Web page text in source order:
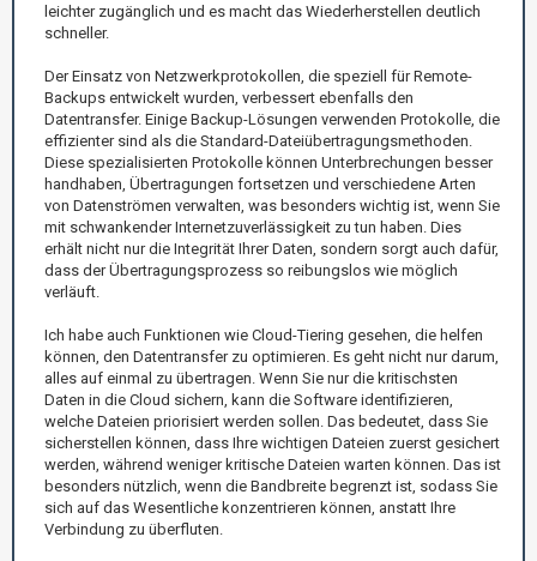
leichter zugänglich und es macht das Wiederherstellen deutlich
schneller.
Der Einsatz von Netzwerkprotokollen, die speziell für Remote-
Backups entwickelt wurden, verbessert ebenfalls den
Datentransfer. Einige Backup-Lösungen verwenden Protokolle, die
effizienter sind als die Standard-Dateiübertragungsmethoden.
Diese spezialisierten Protokolle können Unterbrechungen besser
handhaben, Übertragungen fortsetzen und verschiedene Arten
von Datenströmen verwalten, was besonders wichtig ist, wenn Sie
mit schwankender Internetzuverlässigkeit zu tun haben. Dies
erhält nicht nur die Integrität Ihrer Daten, sondern sorgt auch dafür,
dass der Übertragungsprozess so reibungslos wie möglich
verläuft.
Ich habe auch Funktionen wie Cloud-Tiering gesehen, die helfen
können, den Datentransfer zu optimieren. Es geht nicht nur darum,
alles auf einmal zu übertragen. Wenn Sie nur die kritischsten
Daten in die Cloud sichern, kann die Software identifizieren,
welche Dateien priorisiert werden sollen. Das bedeutet, dass Sie
sicherstellen können, dass Ihre wichtigen Dateien zuerst gesichert
werden, während weniger kritische Dateien warten können. Das ist
besonders nützlich, wenn die Bandbreite begrenzt ist, sodass Sie
sich auf das Wesentliche konzentrieren können, anstatt Ihre
Verbindung zu überfluten.